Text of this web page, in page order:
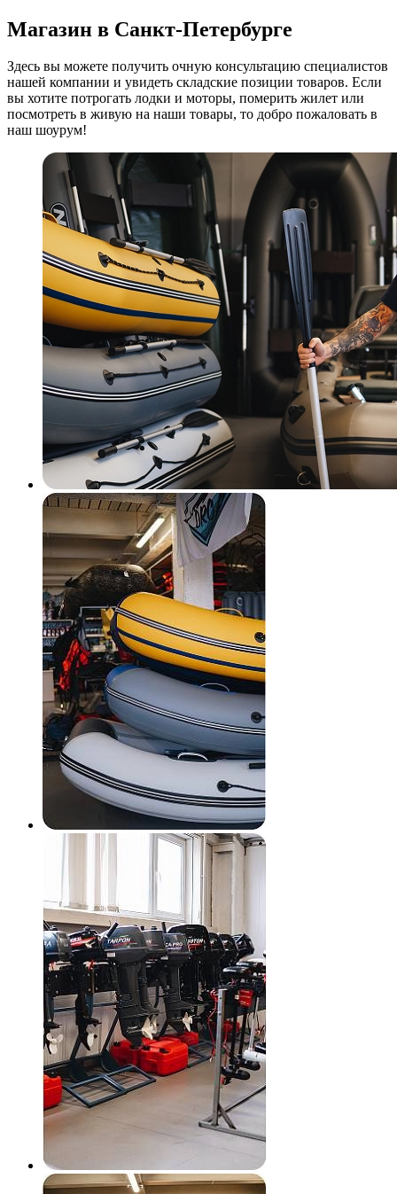
Магазин в Санкт-Петербурге
Здесь вы можете получить очную консультацию специалистов
нашей компании и увидеть складские позиции товаров. Если
вы хотите потрогать лодки и моторы, померить жилет или
посмотреть в живую на наши товары, то добро пожаловать в
наш шоурум!